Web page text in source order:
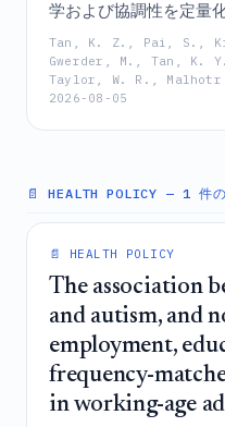
学および協調性を定量
ンサー・アルゴリズム
歩行安定性の明確かつ
経学的障害に伴って低
とで、従来の歩行速度
安定性を検出するため
Tan, K. Z., Pai, S.,
Gwerder, M., Tan, K.
Taylor, W. R.,
2026-08-05
📄 HEALTH POLICY — 1 件
📄 HEALTH POLICY
The association
and autism, and
employment,
frequency-
in working-age